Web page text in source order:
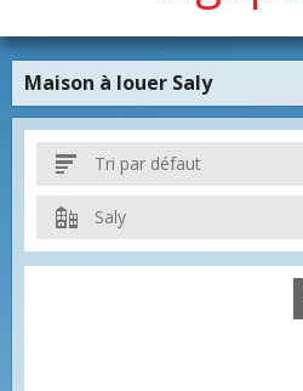
Maison à louer Saly
Tri par défaut
Saly